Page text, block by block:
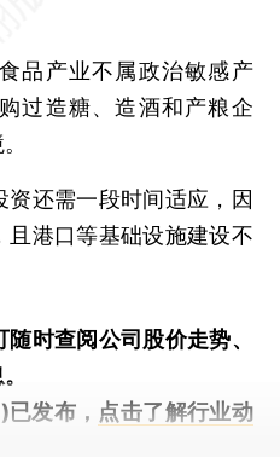
产业不属政治敏感产
过造糖、造酒和产粮企
还需一段时间适应，因
港口等基础设施建设不
随时查阅公司股价走势、
发布， 点击了解行业动